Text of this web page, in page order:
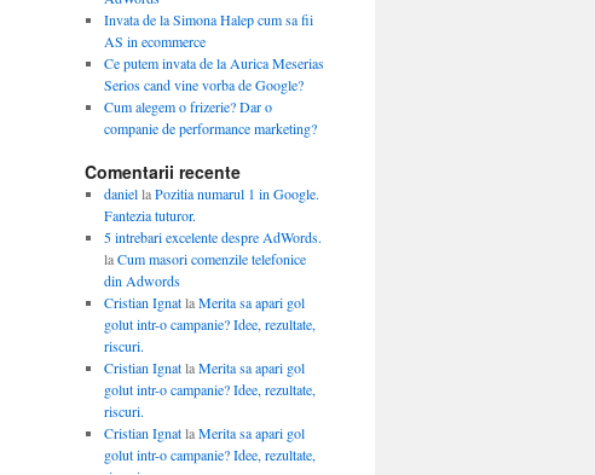
Invata de la Simona Halep cum sa fii
AS in ecommerce
Ce putem invata de la Aurica Meserias
Serios cand vine vorba de Google?
Cum alegem o frizerie? Dar o
companie de performance marketing?
Comentarii recente
daniellaPozitia numarul 1 in Google.
Fantezia tuturor.
5 intrebari excelente despre AdWords.
laCum masori comenzile telefonice
din Adwords
Cristian IgnatlaMerita sa apari gol
golut intr-o campanie? Idee, rezultate,
riscuri.
Cristian IgnatlaMerita sa apari gol
golut intr-o campanie? Idee, rezultate,
riscuri.
Cristian IgnatlaMerita sa apari gol
golut intr-o campanie? Idee, rezultate,